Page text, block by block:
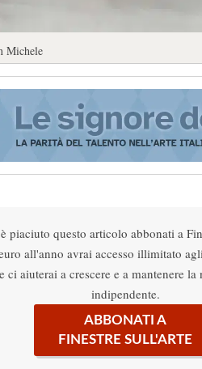
Michele
piaciuto questo articolo abbonati a
all'anno avrai accesso illimitato
ci aiuterai a crescere e a mantenere
indipendente.
ABBONATI A
FINESTRE SULL'ARTE